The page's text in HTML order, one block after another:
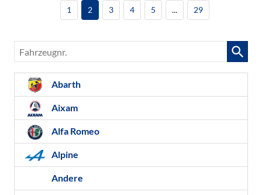
1 2 3 4 5 ... 29
Fahrzeugnr.
Abarth
Aixam
Alfa Romeo
Alpine
Andere